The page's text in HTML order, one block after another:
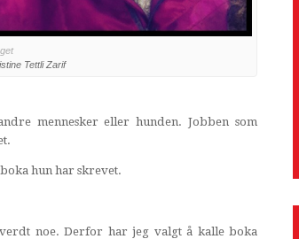
Tettli Zarif
mennesker eller hunden. Jobben som
hun har skrevet.
noe. Derfor har jeg valgt å kalle boka